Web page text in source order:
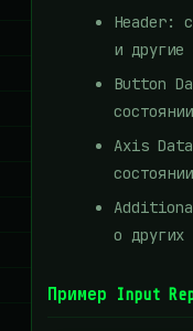
Header:
и другие
Button
Axis
о других
Пример Input